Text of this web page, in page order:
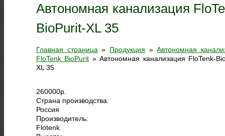
Автономная канализация
BioPurit-XL 35
Главная страница » Продукция » Автономная
FloTenk BioPurit »Автономная канализация FloTenk-
XL 35
260000р.
Страна производства:
Россия
Производитель:
Flotenk